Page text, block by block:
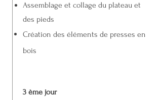
Assemblage et collage du plateau et
des pieds
Création des éléments de presses en
bois
3 ème jour